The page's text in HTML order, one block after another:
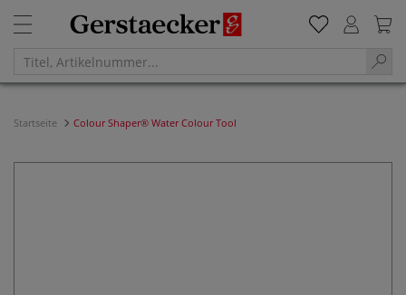
Startseite Colour Shaper® Water Colour Tool